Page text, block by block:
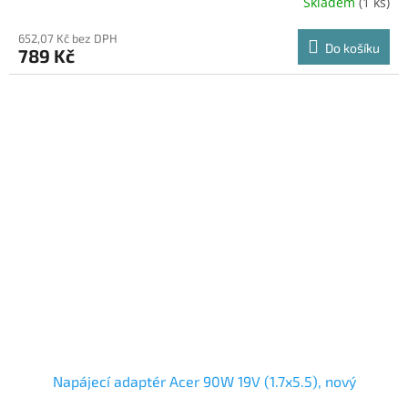
652,07 Kč bez DPH
789 Kč Do košíku
Napájecí adaptér Acer 90W 19V (1.7x5.5), nový